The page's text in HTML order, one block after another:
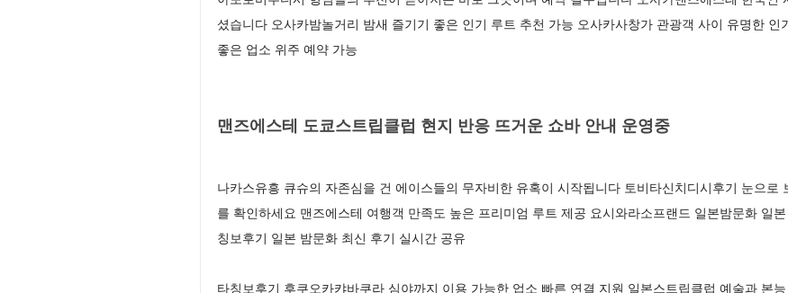
셨습니다 오사카밤놀거리 밤새 즐기기 좋은 인기 루트 추천 가능 오사카사창가 관광객 사이 유명한 인
좋은 업소 위주 예약 가능
맨즈에스테 도쿄스트립클럽 현지 반응 뜨거운 쇼바 안내 운영중
나카스유흥 큐슈의 자존심을 건 에이스들의 무자비한 유혹이 시작됩니다 토비타신치디시후기 눈으로
를 확인하세요 맨즈에스테 여행객 만족도 높은 프리미엄 루트 제공 요시와라소프랜드 일본밤문화 일
칭보후기 일본 밤문화 최신 후기 실시간 공유
타칭보후기 후쿠오카캬바쿠라 심야까지 이용 가능한 업소 빠른 연결 지원 일본스트립클럽 예술과 본